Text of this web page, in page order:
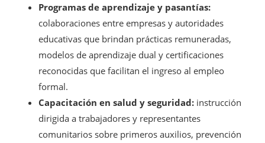
Programas de aprendizaje y pasantías:
colaboraciones entre empresas y autoridades
educativas que brindan prácticas remuneradas,
modelos de aprendizaje dual y certificaciones
reconocidas que facilitan el ingreso al empleo
formal.
Capacitación en salud y seguridad: instrucción
dirigida a trabajadores y representantes
comunitarios sobre primeros auxilios, prevención